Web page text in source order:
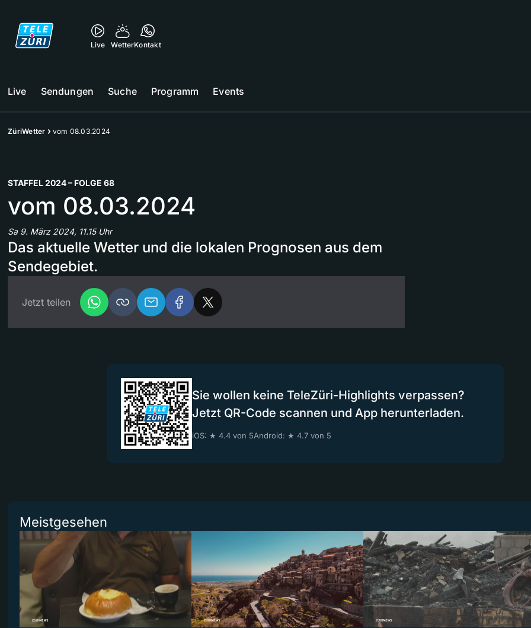
Live WetterKontakt
Live Sendungen Suche Programm Events
ZüriWetter vom 08.03.2024
STAFFEL 2024 – FOLGE 68
vom 08.03.2024
Sa 9. März 2024, 11.15 Uhr
Das aktuelle Wetter und die lokalen Prognosen aus dem
Sendegebiet.
Jetzt teilen
Sie wollen keine TeleZüri-Highlights verpassen?
Jetzt QR-Code scannen und App herunterladen.
iOS: ★ 4.4 von 5Android: ★ 4.7 von 5
Meistgesehen